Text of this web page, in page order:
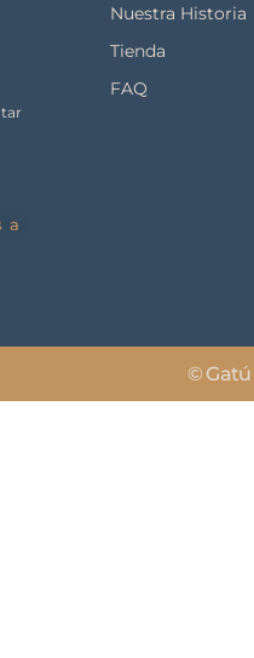
a
Nuestra Historia
Tienda
FAQ
© Gatú